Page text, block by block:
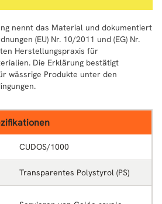
nennt das Material und dokumentiert
(EU) Nr. 10/2011 und (EG) Nr.
Herstellungspraxis für
Die Erklärung bestätigt
wässrige Produkte unter den
CUDOS/1000
Transparentes Polystyrol (PS)